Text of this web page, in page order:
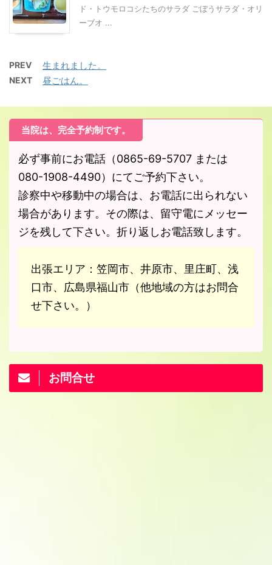
ド・トウモロコシたちのサラダ ごぼうサラダ・オリ
ーブオ ...
PREV 生まれました。
NEXT 昼ごはん。
当院は、完全予約制です。
必ず事前にお電話（0865-69-5707 または
080-1908-4490）にてご予約下さい。
診察中や移動中の場合は、お電話に出られない
場合があります。その際は、留守電にメッセー
ジを残して下さい。折り返しお電話致します。
出張エリア：笠岡市、井原市、里庄町、浅
口市、広島県福山市（他地域の方はお問合
せ下さい。）
お問合せ